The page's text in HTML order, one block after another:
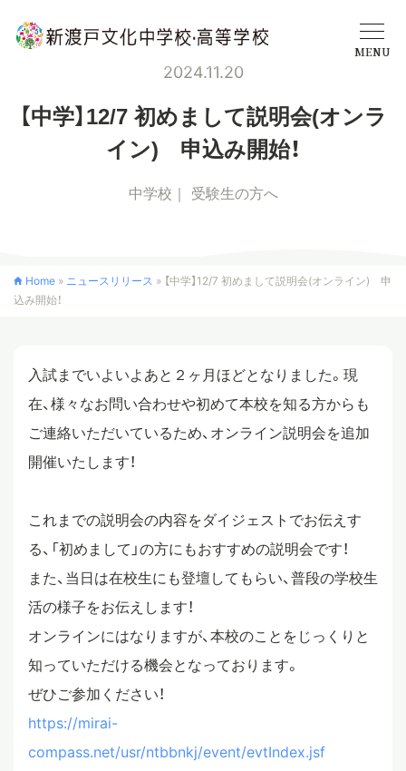
学校概要
入学案内
クロスカリキュラム
スタディツアー
ニュース
教員ブログ
在校生・保護者・卒業生の方へ
MENU
2024.11.20
【中学】12/7 初めまして説明会(オンラ
イン) 申込み開始！
中学校 受験生の方へ
Home » ニュースリリース » 【中学】12/7 初めまして説明会(オンライン) 申
込み開始！
入試までいよいよあと２ヶ月ほどとなりました。現
在、様々なお問い合わせや初めて本校を知る方からも
ご連絡いただいているため、オンライン説明会を追加
開催いたします！
これまでの説明会の内容をダイジェストでお伝えす
る、「初めまして」の方にもおすすめの説明会です！
また、当日は在校生にも登壇してもらい、普段の学校生
活の様子をお伝えします！
オンラインにはなりますが、本校のことをじっくりと
知っていただける機会となっております。
ぜひご参加ください！
https://mirai-
compass.net/usr/ntbbnkj/event/evtIndex.jsf